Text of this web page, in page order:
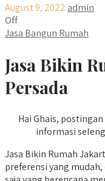
August 9, 2022 admin
Off
Jasa Bangun Rumah
Jasa Bikin
Persada
Hai Ghais,
informasi
Jasa Bikin Rumah
preferensi yang